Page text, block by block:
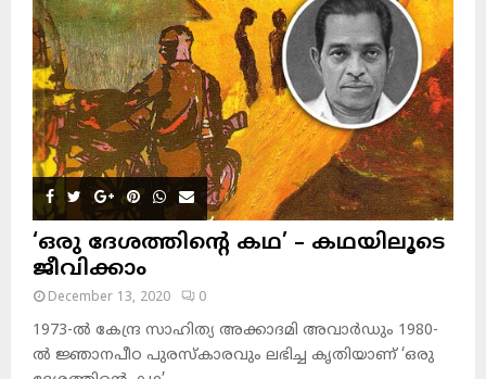
‘ഒരു ദേശത്തിന്റെ കഥ’ – കഥയിലൂടെ
ജീവിക്കാം
December 13, 2020 0
1973-ല്‍ കേന്ദ്ര സാഹിത്യ അക്കാദമി അവാര്‍ഡും 1980-
ല്‍ ജ്ഞാനപീഠ പുരസ്‌കാരവും ലഭിച്ച കൃതിയാണ് ‘ഒരു